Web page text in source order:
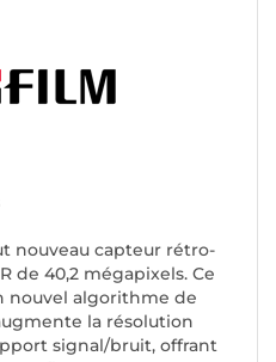
nouveau capteur rétro-
de 40,2 mégapixels. Ce
nouvel algorithme de
la résolution
signal/bruit, offrant